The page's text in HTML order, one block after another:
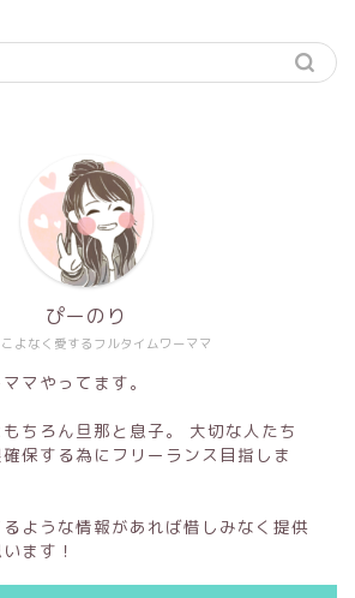
よなく愛するフルタイムワーママ
ぴーのり
マやってます。
ちろん旦那と息子。 大切な人たち
保する為にフリーランス目指しま
ような情報があれば惜しみなく提供
ます！